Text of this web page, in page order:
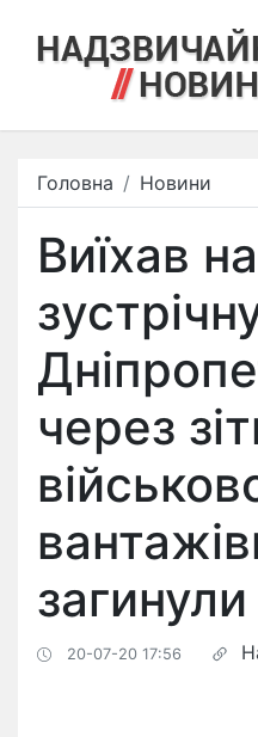
Головна Новини
Виїхав на
через
20-07-20 17:56